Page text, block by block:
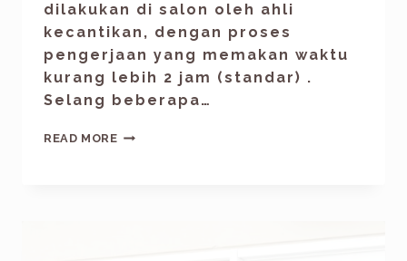
dilakukan di salon oleh ahli
kecantikan, dengan proses
pengerjaan yang memakan waktu
kurang lebih 2 jam (standar) .
Selang beberapa…
READ MORE